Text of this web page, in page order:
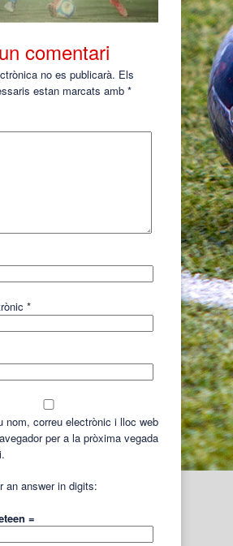
comentari
no es publicarà. Els
estan marcats amb *
*
nom, correu electrònic i lloc web
per a la pròxima vegada
an answer in digits:
=